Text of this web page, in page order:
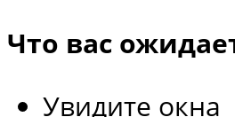
Что вас
Увидите окна